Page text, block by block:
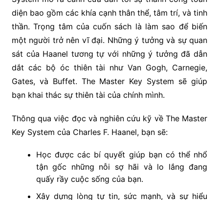
diện bao gồm các khía cạnh thân thể, tâm trí, và tinh
thần. Trọng tâm của cuốn sách là làm sao để biến
một người trở nên vĩ đại. Những ý tưởng và sự quan
sát của Haanel tương tự với những ý tưởng đã dẫn
dắt các bộ óc thiên tài như Van Gogh, Carnegie,
Gates, và Buffet. The Master Key System sẽ giúp
bạn khai thác sự thiên tài của chính mình.
Thông qua việc đọc và nghiên cứu kỹ về The Master
Key System của Charles F. Haanel, bạn sẽ:
Học được các bí quyết giúp bạn có thể nhổ
tận gốc những nỗi sợ hãi và lo lắng đang
quấy rầy cuộc sống của bạn.
Xây dựng lòng tự tin, sức mạnh, và sự hiểu